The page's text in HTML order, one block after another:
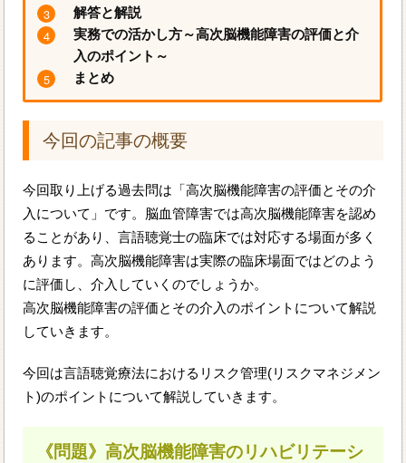
解答と解説
実務での活かし方～高次脳機能障害の評価と介
入のポイント～
まとめ
今回の記事の概要
今回取り上げる過去問は「高次脳機能障害の評価とその介
入について」です。脳血管障害では高次脳機能障害を認め
ることがあり、言語聴覚士の臨床では対応する場面が多く
あります。高次脳機能障害は実際の臨床場面ではどのよう
に評価し、介入していくのでしょうか。
高次脳機能障害の評価とその介入のポイントについて解説
していきます。
今回は言語聴覚療法におけるリスク管理(リスクマネジメン
ト)のポイントについて解説していきます。
《問題》高次脳機能障害のリハビリテーシ